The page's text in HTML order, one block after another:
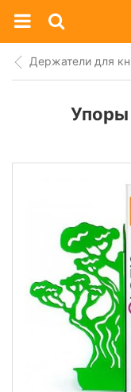
Держатели для
Упоры